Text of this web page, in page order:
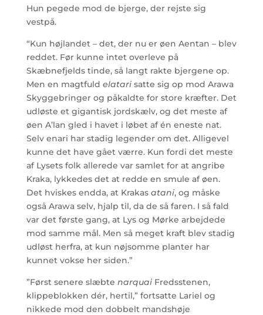
Hun pegede mod de bjerge, der rejste sig
vestpå.
“Kun højlandet –det, der nu er øen Aentan –blev
reddet. Før kunne intet overleve på
Skæbnefjelds tinde, så langt rakte bjergene op.
Men en magtfuld elatarisatte sig op mod Arawa
Skyggebringer og påkaldte for store kræfter. Det
udløste et gigantisk jordskælv, og det meste af
øen A’lan gled i havet i løbet af én eneste nat.
Selv enari har stadig legender om det. Alligevel
kunne det have gået værre. Kun fordi det meste
af Lysets folk allerede var samlet for at angribe
Kraka, lykkedes det at redde en smule af øen.
Det hviskes endda, at Krakas atani, og måske
også Arawa selv, hjalp til, da de så faren. I så fald
var det første gang, at Lys og Mørke arbejdede
mod samme mål. Men så meget kraft blev stadig
udløst herfra, at kun nøjsomme planter har
kunnet vokse her siden.”
”Først senere slæbte narquaiFredsstenen,
klippeblokken dér, hertil,” fortsatte Lariel og
nikkede mod den dobbelt mandshøje